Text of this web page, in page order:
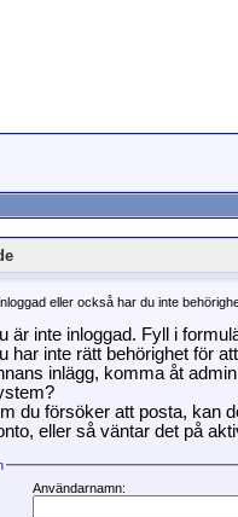
eller också har du inte
är inte inloggad. Fyll i
har inte rätt behörighet för
inlägg, komma åt
du försöker att posta, kan
eller så väntar det på
Användarnamn: